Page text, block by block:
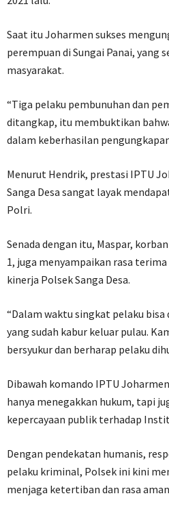
Saat itu Joharmen sukses
perempuan di Sungai Panai, yang
masyarakat.
“Tiga pelaku pembunuhan dan
ditangkap, itu membuktikan
dalam keberhasilan
Menurut Hendrik, prestasi IPTU
Sanga Desa sangat layak
Polri.
Senada dengan itu, Maspar,
1, juga menyampaikan rasa
kinerja Polsek Sanga Desa.
“Dalam waktu singkat pelaku bisa
yang sudah kabur keluar pulau.
bersyukur dan berharap pelaku
Dibawah komando IPTU
hanya menegakkan hukum, tapi
kepercayaan publik terhadap
Dengan pendekatan humanis,
pelaku kriminal, Polsek ini kini
menjaga ketertiban dan rasa